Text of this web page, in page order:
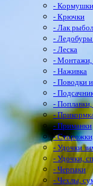
-
- Крючки
- Лак
-
- Леска
- Монтажи,
- Наживка
- Поводки
-
- Поплавки,
-
- Приманки
-
- Удочки
- Удочки,
- Черпаки
- Чехлы,